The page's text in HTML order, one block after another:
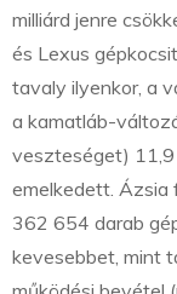
milliárd jenre
és Lexus
tavaly ilyenkor, a
a kamatláb-
veszteséget) 11,9
emelkedett. Ázsia
362 654 darab
kevesebbet, mint